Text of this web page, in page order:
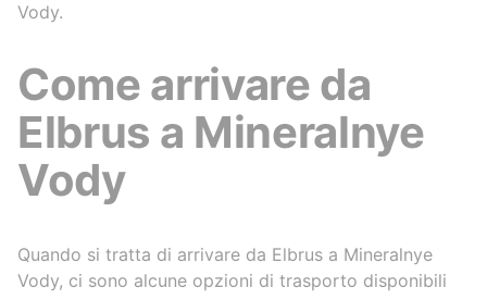
services
different
Vody.
Come arrivare da
Elbrus a Mineralnye
Vody
Quando si tratta di arrivare da Elbrus a Mineralnye
Vody, ci sono alcune opzioni di trasporto disponibili